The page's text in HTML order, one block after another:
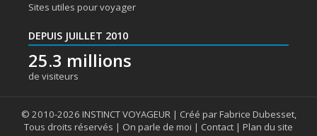
Sites utiles pour voyager
DEPUIS JUILLET 2010
25.3 millions
de visiteurs
© 2010-2026 INSTINCT VOYAGEUR | Créé par Fabrice Dubesset,
Tous droits réservés | On parle de moi | Contact | Plan du site